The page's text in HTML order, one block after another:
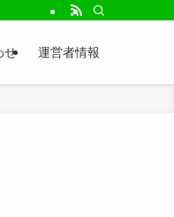
せ 運営者情報